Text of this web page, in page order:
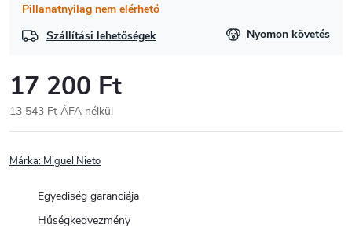
Pillanatnyilag nem elérhető
Szállítási lehetőségek
Nyomon követés
17 200 Ft
13 543 Ft ÁFA nélkül
Márka: Miguel Nieto
Egyediség garanciája
Hűségkedvezmény